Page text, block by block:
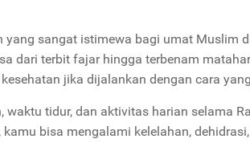
yang sangat istimewa bagi umat Muslim
dari terbit fajar hingga terbenam
jika dijalankan dengan cara
waktu tidur, dan aktivitas harian selama
bisa mengalami kelelahan,